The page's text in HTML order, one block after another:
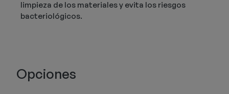
limpieza de los materiales y evita los riesgos
bacteriológicos.
Opciones